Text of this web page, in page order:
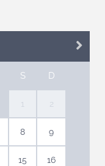
S D
1 2
8 9
15 16